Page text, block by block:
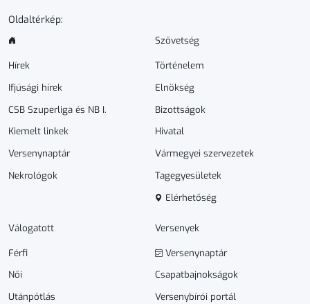
Oldaltérkép:
Hírek
Ifjúsági hírek
CSB Szuperliga és NB I.
Kiemelt linkek
Versenynaptár
Nekrológok
Szövetség
Történelem
Elnökség
Bizottságok
Hivatal
Vármegyei szervezetek
Tagegyesületek
Elérhetőség
Válogatott
Férfi
Női
Utánpótlás
Versenyek
Versenynaptár
Csapatbajnokságok
Versenybírói portál